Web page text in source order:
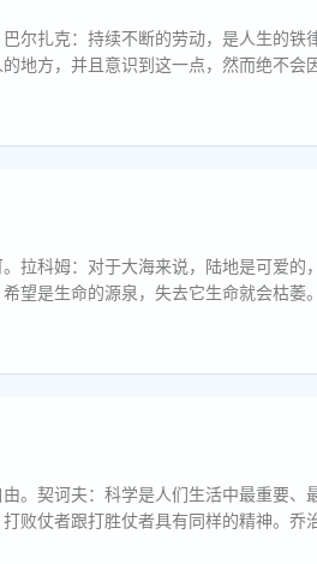
尔扎克：持续不断的劳动，是人生的
地方，并且意识到这一点，然而绝不会
拉科姆：对于大海来说，陆地是可爱
望是生命的源泉，失去它生命就会枯萎
。契诃夫：科学是人们生活中最重要、
败仗者跟打胜仗者具有同样的精神。乔